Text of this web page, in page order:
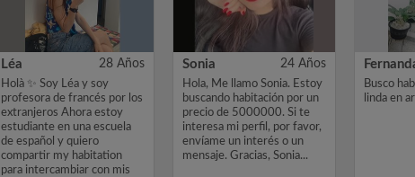
Léa 28 Años
Holà ✨ Soy Léa y soy
profesora de francés por los
extranjeros Ahora estoy
estudiante en una escuela
de español y quiero
compartir my habitation
para intercambiar con mis
Sonia 24 Años
Hola, Me llamo Sonia. Estoy
buscando habitación por un
precio de 5000000. Si te
interesa mi perfil, por favor,
envíame un interés o un
mensaje. Gracias, Sonia...
Busco
linda en